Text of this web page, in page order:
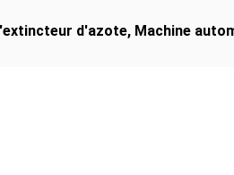
d'azote, Machine